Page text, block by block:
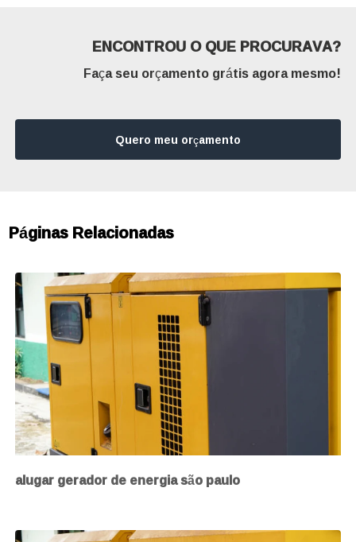
ENCONTROU O QUE PROCURAVA?
Faça seu orçamento grátis agora mesmo!
Quero meu orçamento
Páginas Relacionadas
alugar gerador de energia são paulo